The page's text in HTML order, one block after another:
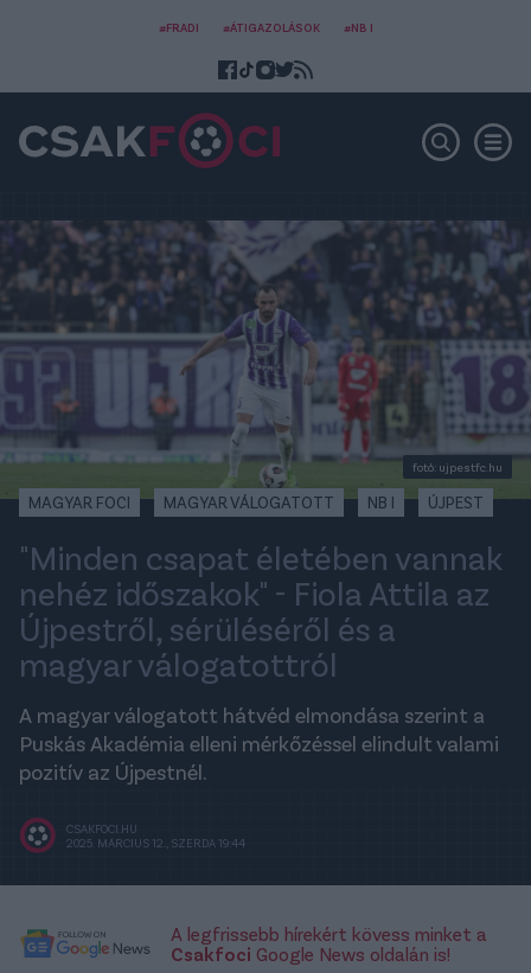
#FRADI #ÁTIGAZOLÁSOK #NB I
fotó: ujpestfc.hu
MAGYAR FOCI MAGYAR VÁLOGATOTT NB I ÚJPEST
"Minden csapat életében vannak
nehéz időszakok" - Fiola Attila az
Újpestről, sérüléséről és a
magyar válogatottról
A magyar válogatott hátvéd elmondása szerint a
Puskás Akadémia elleni mérkőzéssel elindult valami
pozitív az Újpestnél.
CSAKFOCI.HU
2025. MÁRCIUS 12., SZERDA 19:44
A legfrissebb hírekért kövess minket a
Csakfoci Google News oldalán is!